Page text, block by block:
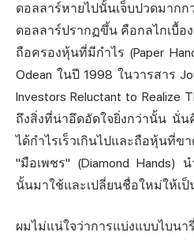
ดอลลาร์หายไปนั้นเจ็บปวดม
ดอลลาร์ปรากฏขึ้น คือกลไกเบื้อ
ถือครองหุ้นที่มีกำไร (Paper
Odean ในปี 1998 ในวารสาร
Investors Reluctant to Realize
ถึงสิ่งที่น่าอึดอัดใจยิ่งกว่านั้น นั่
ได้กำไรเร็วเกินไปและถือหุ้น
"มือเพชร" (Diamond Hands)
นั้นมาใช้และเปลี่ยนชื่อใหม่ให้เ
ผมไม่แน่ใจว่าการแบ่งแบบไบนา